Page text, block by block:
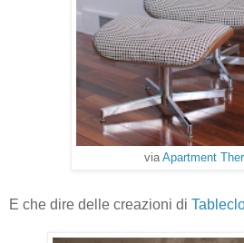
viaApartment
E che dire delle creazioni di